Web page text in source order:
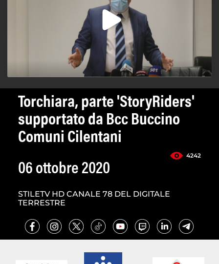
Torchiara, parte 'StoryRiders'
supportato da Bcc Buccino
Comuni Cilentani
4242
06 ottobre 2020
STILETV HD CANALE 78 DEL DIGITALE
TERRESTRE